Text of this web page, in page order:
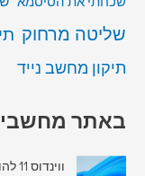
שליטה מרחוק
תיקון מחשב נייד
באתר
ווינדוס 11 להורדה